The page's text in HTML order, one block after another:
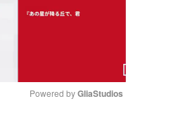
Powered by GliaStudios